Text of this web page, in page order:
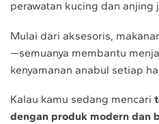
perawatan kucing dan anjing
Mulai dari aksesoris,
—semuanya membantu
kenyamanan anabul setiap
Kalau kamu sedang mencari
dengan produk modern dan